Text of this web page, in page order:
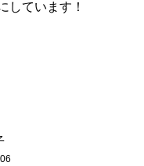
しています！